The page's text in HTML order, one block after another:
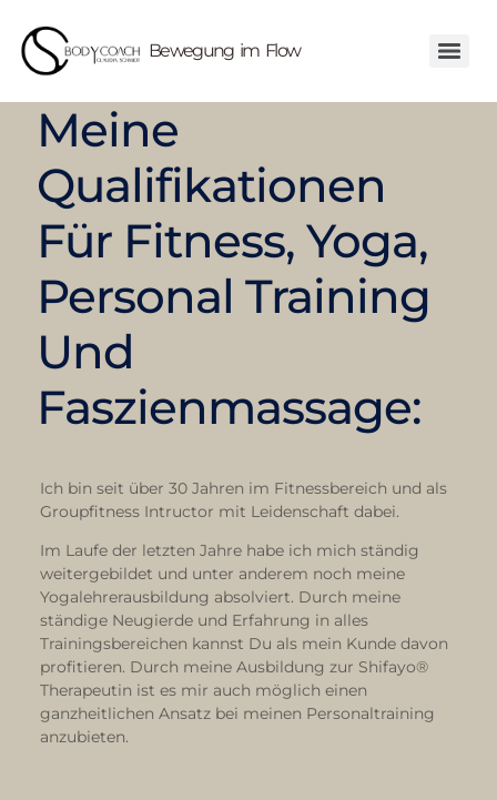
Bewegung im Flow
Meine
Qualifikationen
Für Fitness, Yoga,
Personal Training
Und
Faszienmassage:
Ich bin seit über 30 Jahren im Fitnessbereich und als
Groupfitness Intructor mit Leidenschaft dabei.
Im Laufe der letzten Jahre habe ich mich ständig
weitergebildet und unter anderem noch meine
Yogalehrerausbildung absolviert. Durch meine
ständige Neugierde und Erfahrung in alles
Trainingsbereichen kannst Du als mein Kunde davon
profitieren. Durch meine Ausbildung zur Shifayo®
Therapeutin ist es mir auch möglich einen
ganzheitlichen Ansatz bei meinen Personaltraining
anzubieten.